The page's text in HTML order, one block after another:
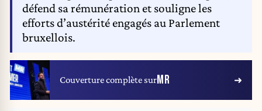
défend sa rémunération et souligne les
efforts d’austérité engagés au Parlement
bruxellois.
Couverture complète surMR